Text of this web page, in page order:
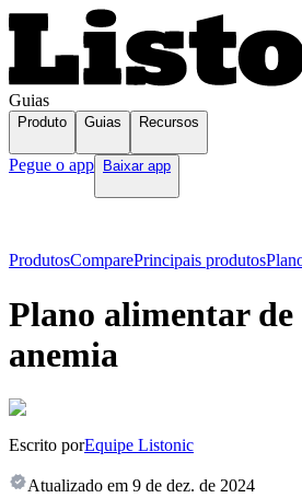
Guias
Produto Guias Recursos
Pegue o app Baixar app
ProdutosComparePrincipais produtos
Plano alimentar de
anemia
Escrito porEquipe Listonic
Atualizado em 9 de dez. de 2024